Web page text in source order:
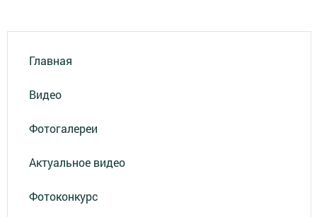
Главная
Видео
Фотогалереи
Актуальное видео
Фотоконкурс